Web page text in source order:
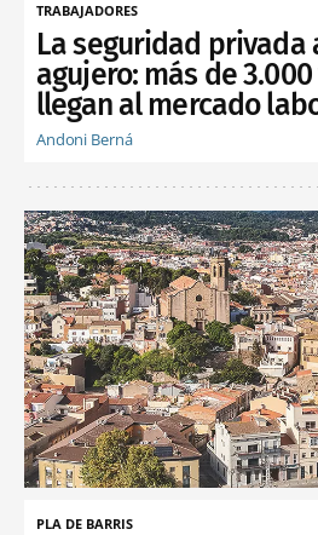
TRABAJADORES
La seguridad privada
agujero: más de
llegan al mercado
Andoni Berná
PLA DE BARRIS